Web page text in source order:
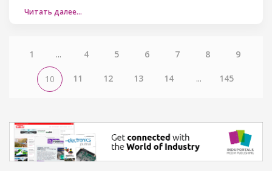
Читать далее…
1 ... 4 5 6 7 8 9
10 11 12 13 14 ... 145